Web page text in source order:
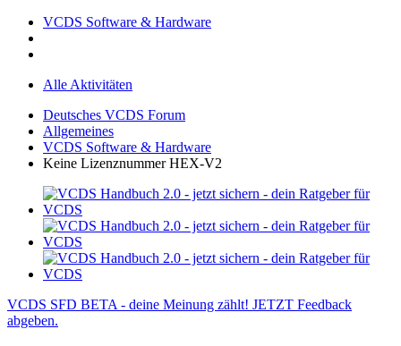
VCDS Software & Hardware
Alle Aktivitäten
Deutsches VCDS Forum
Allgemeines
VCDS Software & Hardware
Keine Lizenznummer HEX-V2
VCDS SFD BETA - deine Meinung zählt! JETZT Feedback
abgeben.